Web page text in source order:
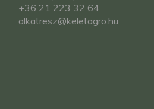
+36 21 223 32 64
alkatresz@keletagro.hu